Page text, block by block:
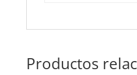
Productos